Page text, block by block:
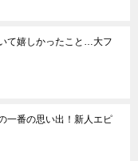
て嬉しかったこと…大フ
一番の思い出！新人エピ